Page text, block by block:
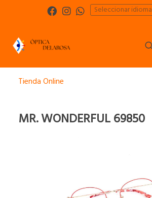
Seleccionar idioma
Tienda Online
MR. WONDERFUL 69850